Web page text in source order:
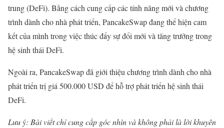
trung (DeFi). Bằng cách cung cấp các tính năng mới và chương
trình dành cho nhà phát triển, PancakeSwap đang thể hiện cam
kết của mình trong việc thúc đẩy sự đổi mới và tăng trưởng trong
hệ sinh thái DeFi.
Ngoài ra, PancakeSwap đã giới thiệu chương trình dành cho nhà
phát triển trị giá 500.000 USD để hỗ trợ phát triển hệ sinh thái
DeFi.
Lưu ý: Bài viết chỉ cung cấp góc nhìn và không phải là lời khuyên